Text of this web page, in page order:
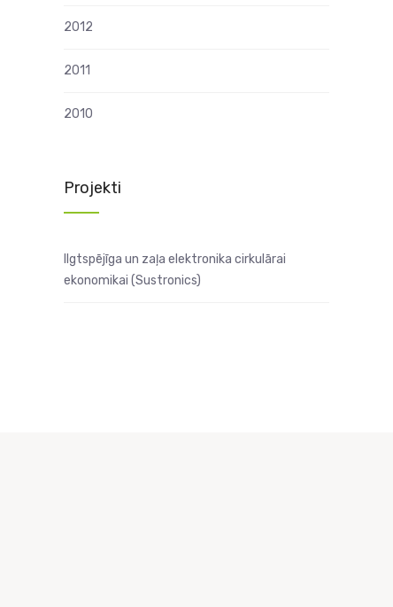
2012
2011
2010
Projekti
Ilgtspējīga un zaļa elektronika cirkulārai
ekonomikai (Sustronics)